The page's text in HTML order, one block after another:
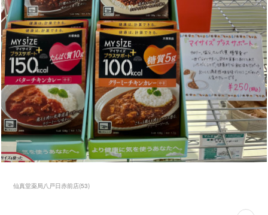
仙真堂薬局八戸日赤前店(53)